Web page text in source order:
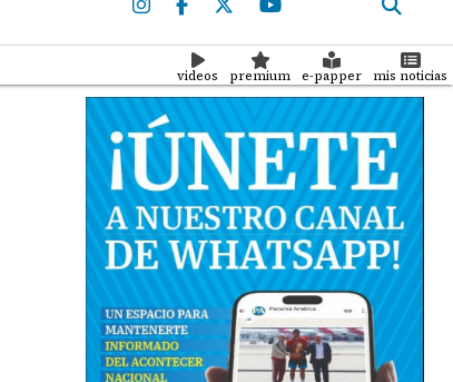
videos premium e-papper mis noticias